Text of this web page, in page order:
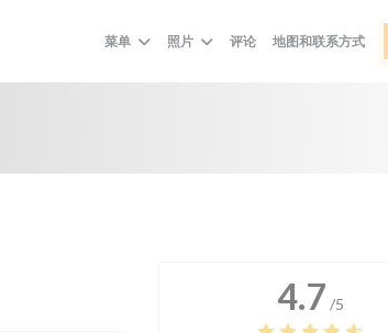
菜单 照片 评论 地图和联系方式
4.7 /5